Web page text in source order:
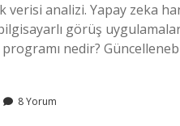
verisi analizi. Yapay zeka
görüş
programı nedir?
8 Yorum